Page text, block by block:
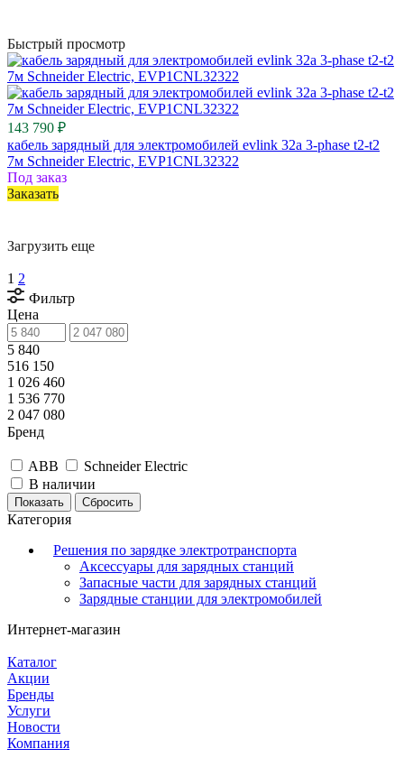
Быстрый просмотр
143 790 ₽
кабель зарядный для электромобилей evlink 32a 3-phase t2-t2
7м Schneider Electric, EVP1CNL32322
Под заказ
Заказать
Загрузить еще
1 2
Категория
Решения по зарядке электротранспорта
Аксессуары для зарядных станций
Запасные части для зарядных станций
Зарядные станции для электромобилей
Фильтр
Цена
5 840
516 150
1 026 460
1 536 770
2 047 080
Бренд
ABB
Schneider Electric
В наличии
Сбросить
Интернет-магазин
Каталог
Акции
Бренды
Услуги
Новости
Компания